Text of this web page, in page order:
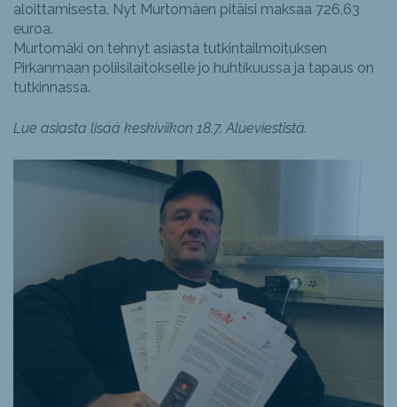
aloittamisesta. Nyt Murtomäen pitäisi maksaa 726,63
euroa.
Murtomäki on tehnyt asiasta tutkintailmoituksen
Pirkanmaan poliisilaitokselle jo huhtikuussa ja tapaus on
tutkinnassa.
Lue asiasta lisää keskiviikon 18.7. Alueviestistä.